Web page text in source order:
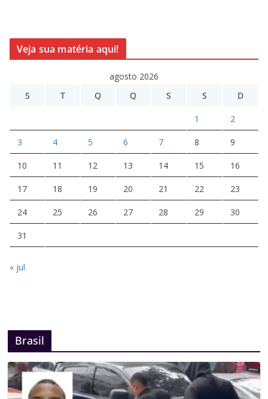
Veja sua matéria aqui!
agosto 2026
S
T Q Q S S D
1 2
3 4 5 6 7 8 9
10 11 12 13 14 15 16
17 18 19 20 21 22 23
24 25 26 27 28 29 30
31
« jul
Brasil